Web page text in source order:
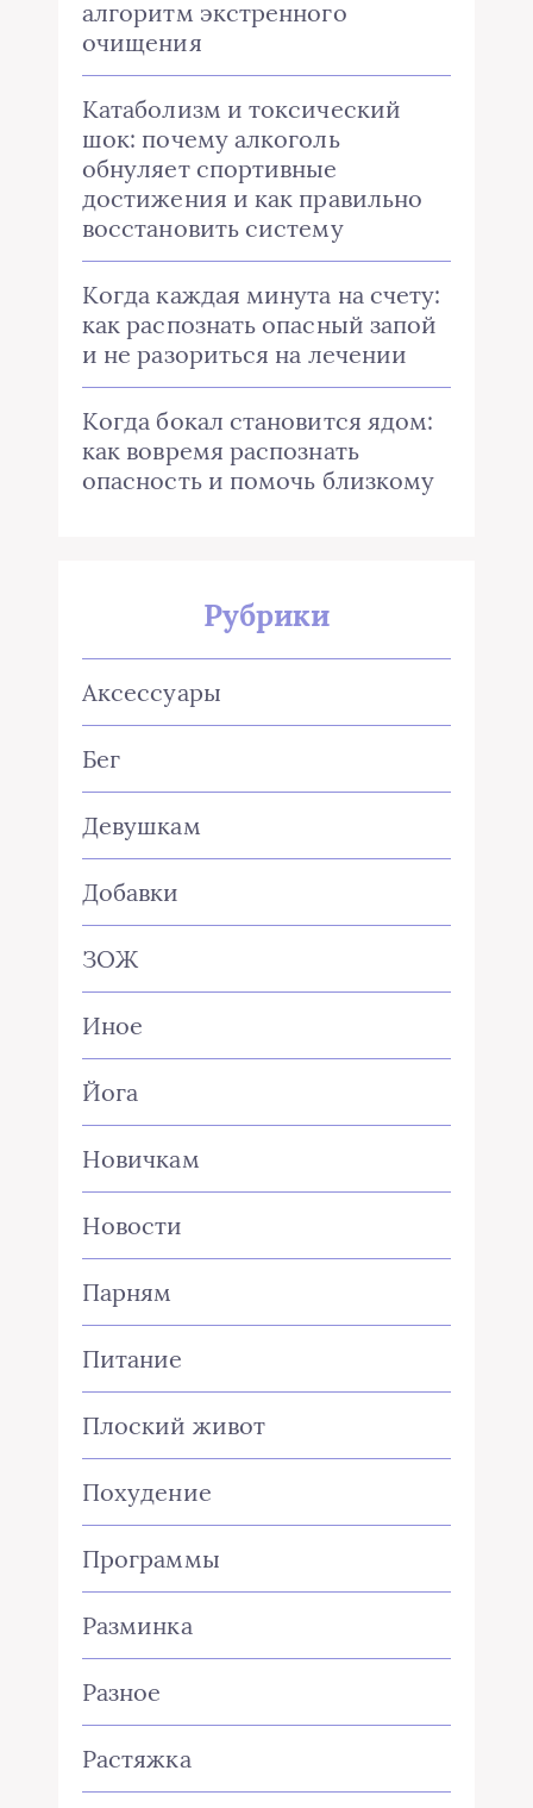
алгоритм экстренного
очищения
Катаболизм и токсический
шок: почему алкоголь
обнуляет спортивные
достижения и как правильно
восстановить систему
Когда каждая минута на счету:
как распознать опасный запой
и не разориться на лечении
Когда бокал становится ядом:
как вовремя распознать
опасность и помочь близкому
Рубрики
Аксессуары
Бег
Девушкам
Добавки
ЗОЖ
Иное
Йога
Новичкам
Новости
Парням
Питание
Плоский живот
Похудение
Программы
Разминка
Разное
Растяжка